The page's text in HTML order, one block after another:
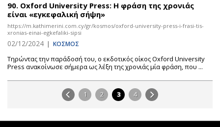
90. Oxford University Press: Η φράση της χρονιάς
είναι «εγκεφαλική σήψη»
https://m.kathimerini.com.cy/gr/kosmos/oxford-university-press-i-frasi-tis-
xronias-einai-egkefaliki-sipsi
02/12/2024 | ΚΟΣΜΟΣ
Τηρώντας την παράδοσή του, ο εκδοτικός οίκος Oxford University
Press ανακοίνωσε σήμερα ως λέξη της χρονιάς μία φράση, που ...
1 2 3 4